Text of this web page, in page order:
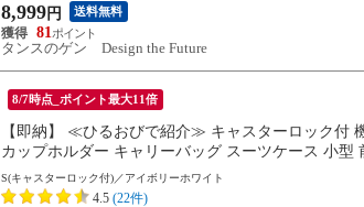
8,999 円 送料無料
81
タンスのゲン Design the Future
8/7時点_ポイント最大11倍
【即納】 ≪ひるおびで紹介≫ キャスターロック付
カップホルダー キャリーバッグ スーツケース 小型
S(キャスターロック付)／アイボリーホワイト
4.5 (22件)